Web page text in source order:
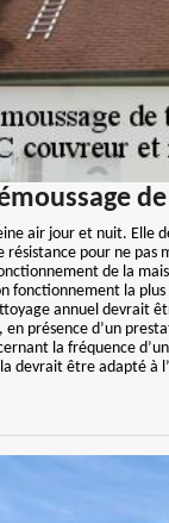
air jour et nuit. Elle
pour ne pas
de la
fonctionnement la plus
annuel devrait
présence d’un
la fréquence
devrait être adapté à